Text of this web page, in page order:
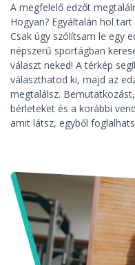
A megfelelő edzőt
Hogyan? Egyáltalán hol
Csak úgy szólítsam le egy
népszerű sportágban
választ neked! A térkép
választhatod ki, majd az
megtalálsz.
bérleteket és a korábbi
amit látsz, egyből